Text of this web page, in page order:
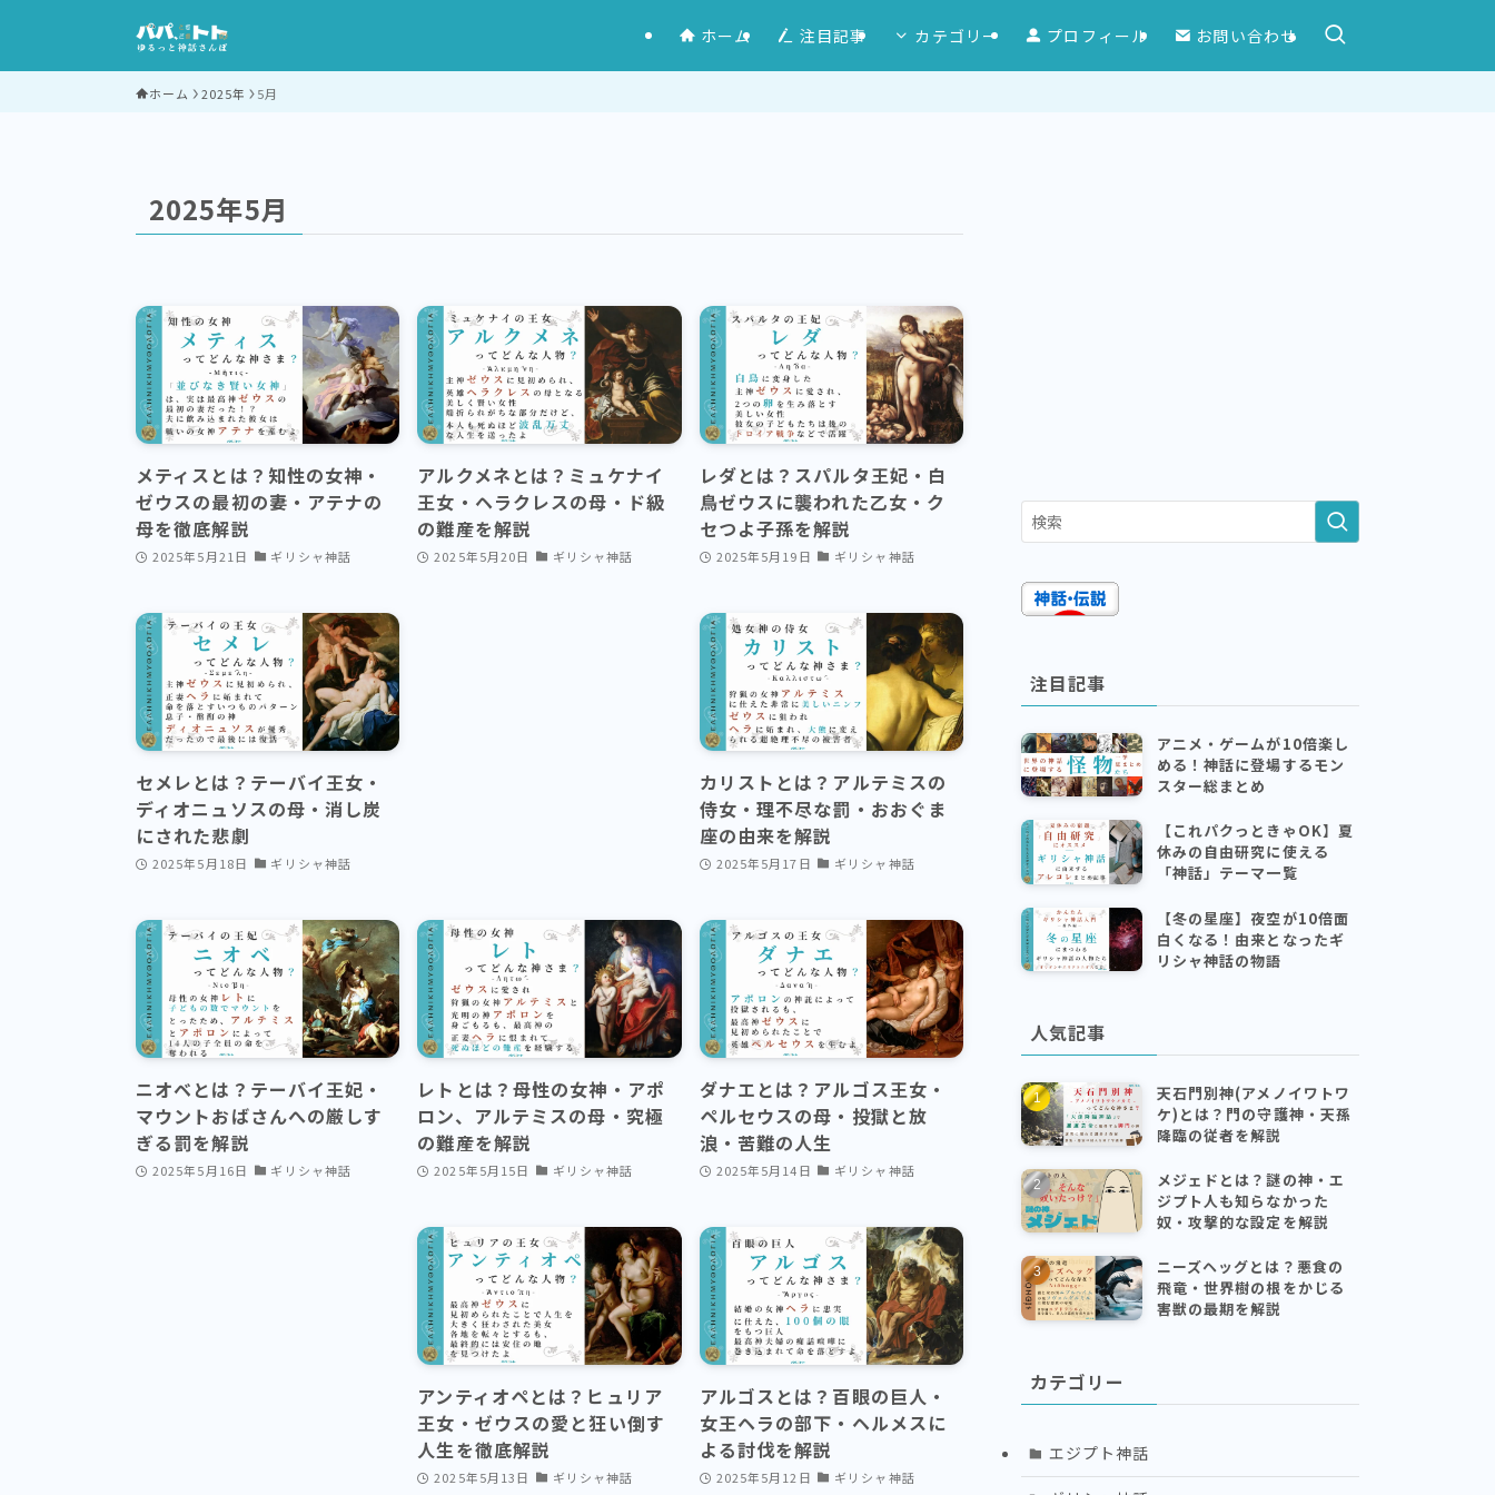
ホーム 注目記事 カテゴリー プロフィール お問い合わせ
ホーム 2025年 5月
2025年5月
メティスとは？知性の女神・
ゼウスの最初の妻・アテナの
母を徹底解説
2025年5月21日 ギリシャ神話
アルクメネとは？ミュケナイ
王女・ヘラクレスの母・ド級
の難産を解説
2025年5月20日 ギリシャ神話
レダとは？スパルタ王妃・白
鳥ゼウスに襲われた乙女・ク
セつよ子孫を解説
2025年5月19日 ギリシャ神話
セメレとは？テーバイ王女・
ディオニュソスの母・消し炭
にされた悲劇
2025年5月18日 ギリシャ神話
カリストとは？アルテミスの
侍女・理不尽な罰・おおぐま
座の由来を解説
2025年5月17日 ギリシャ神話
ニオベとは？テーバイ王妃・
マウントおばさんへの厳しす
ぎる罰を解説
2025年5月16日 ギリシャ神話
レトとは？母性の女神・アポ
ロン、アルテミスの母・究極
の難産を解説
2025年5月15日 ギリシャ神話
ダナエとは？アルゴス王女・
ペルセウスの母・投獄と放
浪・苦難の人生
2025年5月14日 ギリシャ神話
アンティオペとは？ヒュリア
王女・ゼウスの愛と狂い倒す
人生を徹底解説
2025年5月13日 ギリシャ神話
アルゴスとは？百眼の巨人・
女王ヘラの部下・ヘルメスに
よる討伐を解説
2025年5月12日 ギリシャ神話
注目記事
アニメ・ゲームが10倍楽し
める！神話に登場するモン
スター総まとめ
【これパクっときゃOK】夏
休みの自由研究に使える
「神話」テーマ一覧
【冬の星座】夜空が10倍面
白くなる！由来となったギ
リシャ神話の物語
人気記事
天石門別神(アメノイワトワ
ケ)とは？門の守護神・天孫
降臨の従者を解説
メジェドとは？謎の神・エ
ジプト人も知らなかった
奴・攻撃的な設定を解説
ニーズヘッグとは？悪食の
飛竜・世界樹の根をかじる
害獣の最期を解説
カテゴリー
エジプト神話